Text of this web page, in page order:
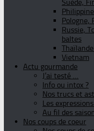
Suède,
Pologne,
Russie,
baltes
Vietnam
Actu gourmande
J’ai testé …
Info ou intox ?
Nos trucs et
Les
Au fil des
Nos coups de coeur